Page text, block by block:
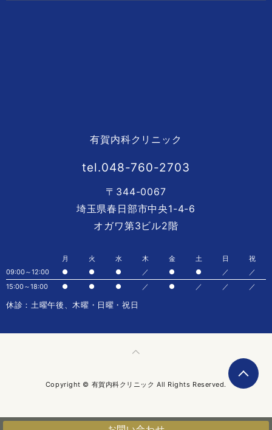
有賀内科クリニック
tel.048-760-2703
〒344-0067
埼玉県春日部市中央1-4-6
オガワ第3ビル2階
月 火 水 木 金 土 日
祝
09:00～12:00
● ● ● ／ ● ● ／
／
15:00～18:00
● ● ● ／ ● ／ ／ ／
休診：土曜午後、木曜・日曜・祝日
Copyright © 有賀内科クリニック All Rights Reserved.